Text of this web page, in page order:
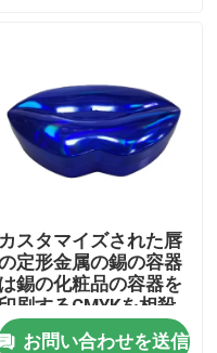
カスタマイズされた唇
定形金属の錫の容器
は錫の化粧品の容器を
印刷するCMYKを相殺
した
お問い合わせを送信